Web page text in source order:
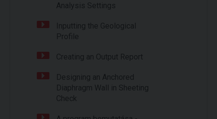
Analysis Settings
Inputting the Geological
Profile
Creating an Output Report
Designing an Anchored
Diaphragm Wall in Sheeting
Check